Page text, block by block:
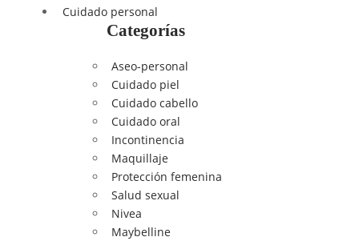
Cuidado personal
Categorías
Aseo-personal
Cuidado piel
Cuidado cabello
Cuidado oral
Incontinencia
Maquillaje
Protección femenina
Salud sexual
Nivea
Maybelline